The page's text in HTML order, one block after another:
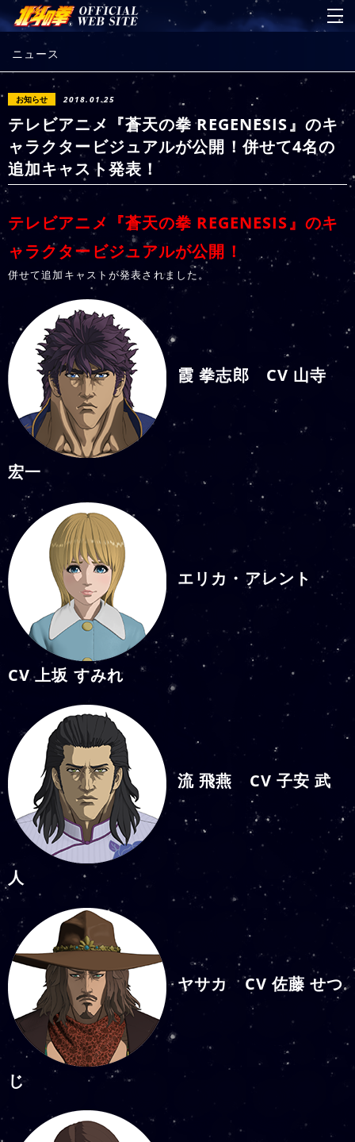
ニュース
お知らせ 2018.01.25
テレビアニメ『蒼天の拳 REGENESIS』のキ
ャラクタービジュアルが公開！併せて4名の
追加キャスト発表！
テレビアニメ『蒼天の拳 REGENESIS』のキ
ャラクタービジュアルが公開！
併せて追加キャストが発表されました。
霞 拳志郎 CV 山寺
宏一
エリカ・アレント
CV 上坂 すみれ
流 飛燕 CV 子安 武
人
ヤサカ CV 佐藤 せつ
じ